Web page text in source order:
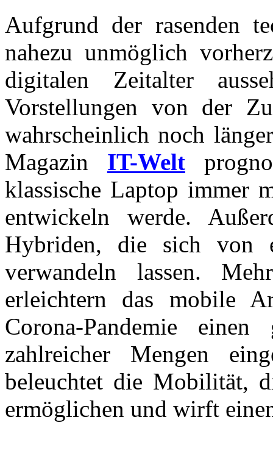
Aufgrund der rasenden
nahezu unmöglich
digitalen Zeitalter
Vorstellungen von der
wahrscheinlich noch
Magazin IT-Welt
klassische Laptop immer
entwickeln werde.
Hybriden, die sich von
verwandeln lassen.
erleichtern das mobile
Corona-Pandemie
zahlreicher Mengen
beleuchtet die Mobilität,
ermöglichen und wirft